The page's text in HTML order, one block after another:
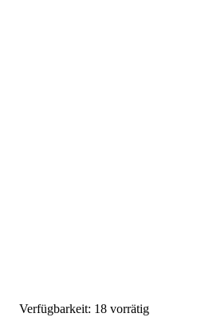
Verfügbarkeit: 18 vorrätig